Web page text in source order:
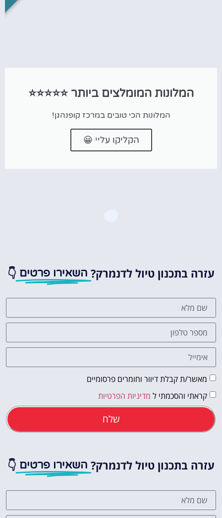
המלונות המומלצים ביותר ⭐⭐⭐⭐⭐
המלונות הכי טובים במרכז קופנהגן!
הקליקו עליי 😀
עזרה בתכנון טיול לדנמרק? השאירו פרטים 👇
מאשר/ת קבלת דיוור וחומרים פרסומיים
קראתי והסכמתי ל מדיניות הפרטיות
שלח
עזרה בתכנון טיול לדנמרק? השאירו פרטים 👇